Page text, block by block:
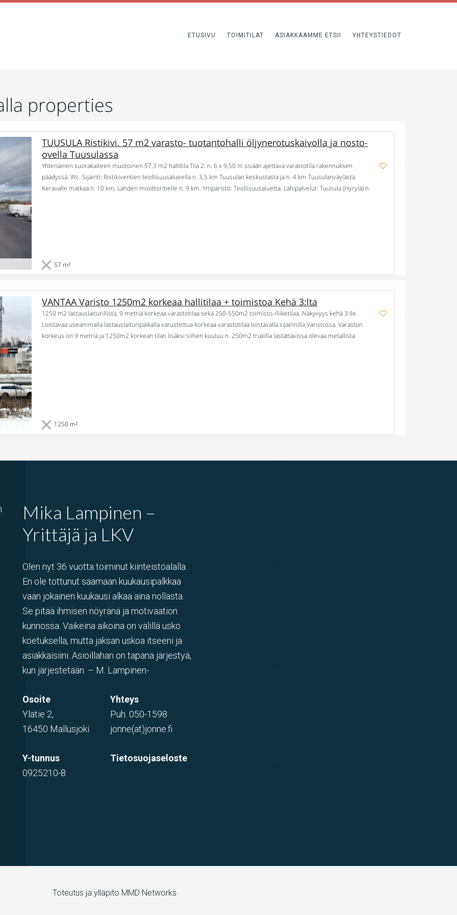
ETUSIVU TOIMITILAT ASIAKKAAMME ETSII YHTEYSTIEDOT
properties
TUUSULA Ristikivi. 57 m2 varasto- tuotantohalli öljynerotuskaivolla ja nosto-
ovella Tuusulassa
Yhtenäinen suorakaiteen muotoinen 57,3 m2 hallitila Tila 2: n. 6 x 9,50 m sisään ajettava varastotila rakennuksen
päädyssä. Wc. Sijainti: Ristikiventien teollisuusalueella n. 3,5 km Tuusulan keskustasta ja n. 4 km Tuusulanväylästä.
Keravalle matkaa n. 10 km, Lahden moottoritielle n. 9 km. Ympäristö: Teollisuusaluetta. Lähipalvelut: Tuusula (Hyrylä) n.
57 m²
VANTAA Varisto 1250m2 korkeaa hallitilaa + toimistoa Kehä 3:lta
1250 m2 lastauslaiturillista, 9 metriä korkeaa varastotilaa sekä 250-550m2 toimisto-/liiketilaa. Näkyvyys kehä 3:lle.
Loistavaa useammalla lastauslaituripaikalla varustettua korkeaa varastotilaa loistavalla sijainnilla Varistossa. Varaston
korkeus on 9 metriä ja 1250m2 korkean tilan lisäksi siihen kuuluu n. 250m2 trukilla lastattavissa olevaa metallista
1250 m²
Mika Lampinen –
Yrittäjä ja LKV
Olen nyt 36 vuotta toiminut kiinteistöalalla.
En ole tottunut saamaan kuukausipalkkaa
vaan jokainen kuukausi alkaa aina nollasta.
Se pitää ihmisen nöyränä ja motivaation
kunnossa. Vaikeina aikoina on välillä usko
koetuksella, mutta jaksan uskoa itseeni ja
asiakkaisiini. Asioillahan on tapana järjestyä,
kun järjestetään. – M. Lampinen-
Osoite
Ylätie 2,
16450 Mallusjoki
Yhteys
Puh.050-1598
jonne(at)jonne.fi
Y-tunnus
0925210-8
Tietosuojaseloste
·Toteutus ja ylläpito MMD Networks·